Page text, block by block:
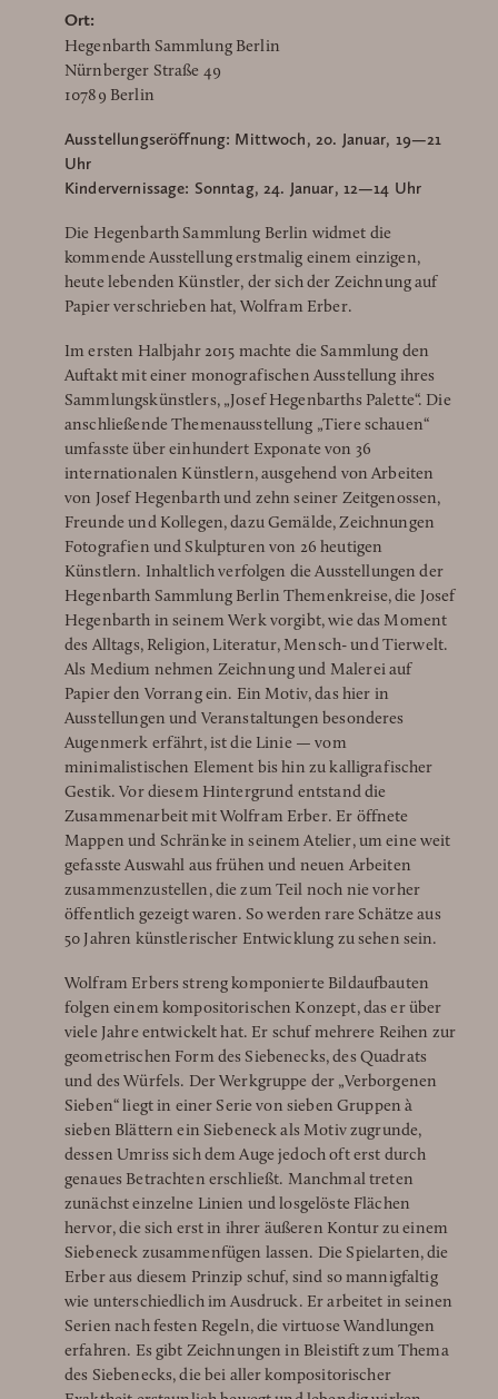
Ort:
Hegenbarth Sammlung Berlin
Nürnberger Straße 49
10789 Berlin
Ausstellungseröffnung: Mittwoch, 20. Januar, 19—21
Uhr
Kindervernissage: Sonntag, 24. Januar, 12—14 Uhr
Die Hegenbarth Sammlung Berlin widmet die
kommende Ausstellung erstmalig einem einzigen,
heute lebenden Künstler, der sich der Zeichnung auf
Papier verschrieben hat, Wolfram Erber.
Im ersten Halbjahr 2015 machte die Sammlung den
Auftakt mit einer monografischen Ausstellung ihres
Sammlungskünstlers, „Josef Hegenbarths Palette“. Die
anschließende Themenausstellung „Tiere schauen“
umfasste über einhundert Exponate von 36
internationalen Künstlern, ausgehend von Arbeiten
von Josef Hegenbarth und zehn seiner Zeitgenossen,
Freunde und Kollegen, dazu Gemälde, Zeichnungen
Fotografien und Skulpturen von 26 heutigen
Künstlern. Inhaltlich verfolgen die Ausstellungen der
Hegenbarth Sammlung Berlin Themenkreise, die Josef
Hegenbarth in seinem Werk vorgibt, wie das Moment
des Alltags, Religion, Literatur, Mensch- und Tierwelt.
Als Medium nehmen Zeichnung und Malerei auf
Papier den Vorrang ein. Ein Motiv, das hier in
Ausstellungen und Veranstaltungen besonderes
Augenmerk erfährt, ist die Linie — vom
minimalistischen Element bis hin zu kalligrafischer
Gestik. Vor diesem Hintergrund entstand die
Zusammenarbeit mit Wolfram Erber. Er öffnete
Mappen und Schränke in seinem Atelier, um eine weit
gefasste Auswahl aus frühen und neuen Arbeiten
zusammenzustellen, die zum Teil noch nie vorher
öffentlich gezeigt waren. So werden rare Schätze aus
50 Jahren künstlerischer Entwicklung zu sehen sein.
Wolfram Erbers streng komponierte Bildaufbauten
folgen einem kompositorischen Konzept, das er über
viele Jahre entwickelt hat. Er schuf mehrere Reihen zur
geometrischen Form des Siebenecks, des Quadrats
und des Würfels. Der Werkgruppe der „Verborgenen
Sieben“ liegt in einer Serie von sieben Gruppen à
sieben Blättern ein Siebeneck als Motiv zugrunde,
dessen Umriss sich dem Auge jedoch oft erst durch
genaues Betrachten erschließt. Manchmal treten
zunächst einzelne Linien und losgelöste Flächen
hervor, die sich erst in ihrer äußeren Kontur zu einem
Siebeneck zusammenfügen lassen. Die Spielarten, die
Erber aus diesem Prinzip schuf, sind so mannigfaltig
wie unterschiedlich im Ausdruck. Er arbeitet in seinen
Serien nach festen Regeln, die virtuose Wandlungen
erfahren. Es gibt Zeichnungen in Bleistift zum Thema
des Siebenecks, die bei aller kompositorischer